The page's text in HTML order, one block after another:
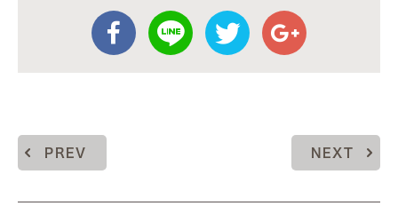
PREV NEXT